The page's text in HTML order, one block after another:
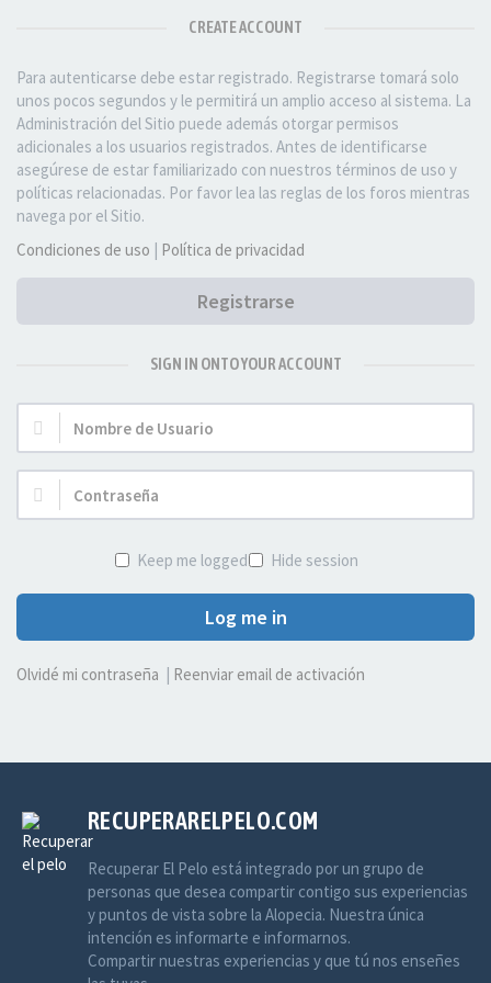
CREATE ACCOUNT
Para autenticarse debe estar registrado. Registrarse tomará solo
unos pocos segundos y le permitirá un amplio acceso al sistema. La
Administración del Sitio puede además otorgar permisos
adicionales a los usuarios registrados. Antes de identificarse
asegúrese de estar familiarizado con nuestros términos de uso y
políticas relacionadas. Por favor lea las reglas de los foros mientras
navega por el Sitio.
Condiciones de uso | Política de privacidad
Registrarse
SIGN IN ONTO YOUR ACCOUNT
Nombre
de
Usuario:
Contraseña:
Keep me logged in Hide session
Log me in
Olvidé mi contraseña | Reenviar email de activación
RECUPERARELPELO.COM
Recuperar El Pelo está integrado por un grupo de
personas que desea compartir contigo sus experiencias
y puntos de vista sobre la Alopecia. Nuestra única
intención es informarte e informarnos.
Compartir nuestras experiencias y que tú nos enseñes